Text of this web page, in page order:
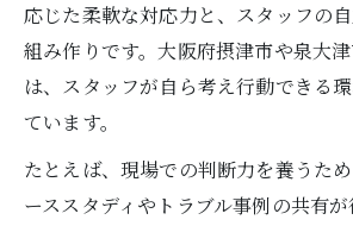
応じた柔軟な対応力と、スタッフの
組み作りです。大阪府摂津市や泉大
は、スタッフが自ら考え行動できる
ています。
たとえば、現場での判断力を養うた
ーススタディやトラブル事例の共有が